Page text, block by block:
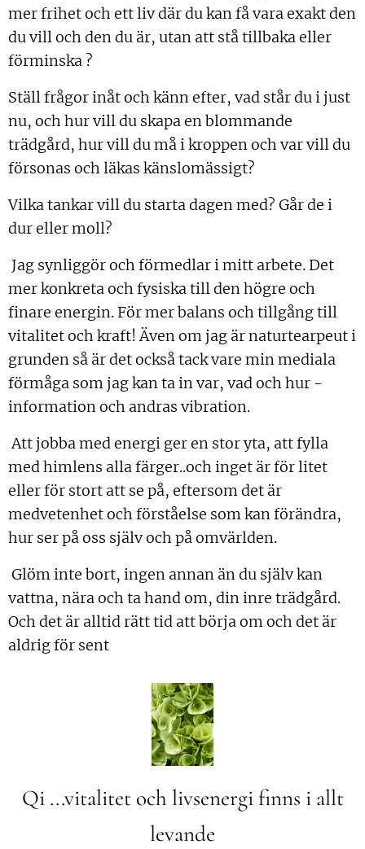
mer frihet och ett liv där du kan få vara exakt den
du vill och den du är, utan att stå tillbaka eller
förminska ?
Ställ frågor inåt och känn efter, vad står du i just
nu, och hur vill du skapa en blommande
trädgård, hur vill du må i kroppen och var vill du
försonas och läkas känslomässigt?
Vilka tankar vill du starta dagen med? Går de i
dur eller moll?
Jag synliggör och förmedlar i mitt arbete. Det
mer konkreta och fysiska till den högre och
finare energin. För mer balans och tillgång till
vitalitet och kraft! Även om jag är naturtearpeut i
grunden så är det också tack vare min mediala
förmåga som jag kan ta in var, vad och hur -
information och andras vibration.
Att jobba med energi ger en stor yta, att fylla
med himlens alla färger..och inget är för litet
eller för stort att se på, eftersom det är
medvetenhet och förståelse som kan förändra,
hur ser på oss själv och på omvärlden.
Glöm inte bort, ingen annan än du själv kan
vattna, nära och ta hand om, din inre trädgård.
Och det är alltid rätt tid att börja om och det är
aldrig för sent ♥
Qi ...vitalitet och livsenergi finns i allt
levande